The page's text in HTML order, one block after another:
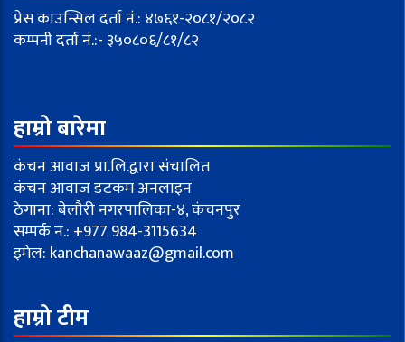
प्रेस काउन्सिल दर्ता नं.: ४७६१-२०८१/२०८२
कम्पनी दर्ता नं.:- ३५०८०६/८१/८२
हाम्रो बारेमा
कंचन आवाज प्रा.लि.द्वारा संचालित
कंचन आवाज डटकम अनलाइन
ठेगाना: बेलौरी नगरपालिका-४, कंचनपुर
सम्पर्क न.: +977 984-3115634
इमेल: kanchanawaaz@gmail.com
हाम्रो टीम